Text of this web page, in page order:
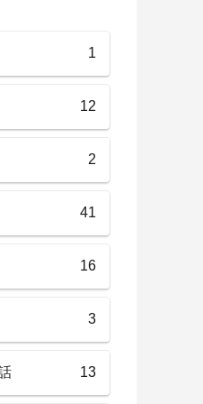
1
12
2
41
16
3
13